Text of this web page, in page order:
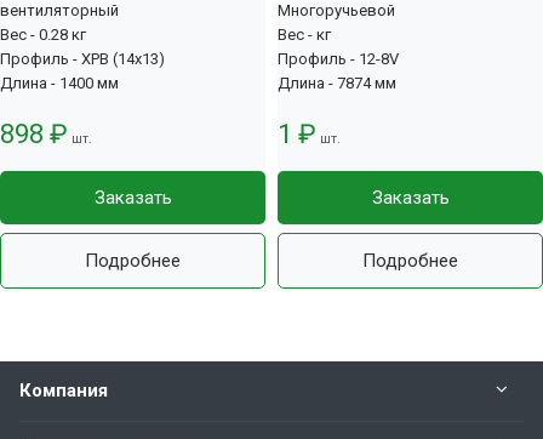
вентиляторный
Вес - 0.28 кг
Профиль - XPB (14x13)
Длина - 1400 мм
898 ₽ шт.
Заказать
Подробнее
Многоручьевой
Вес - кг
Профиль - 12-8V
Длина - 7874 мм
1 ₽ шт.
Заказать
Подробнее
Компания